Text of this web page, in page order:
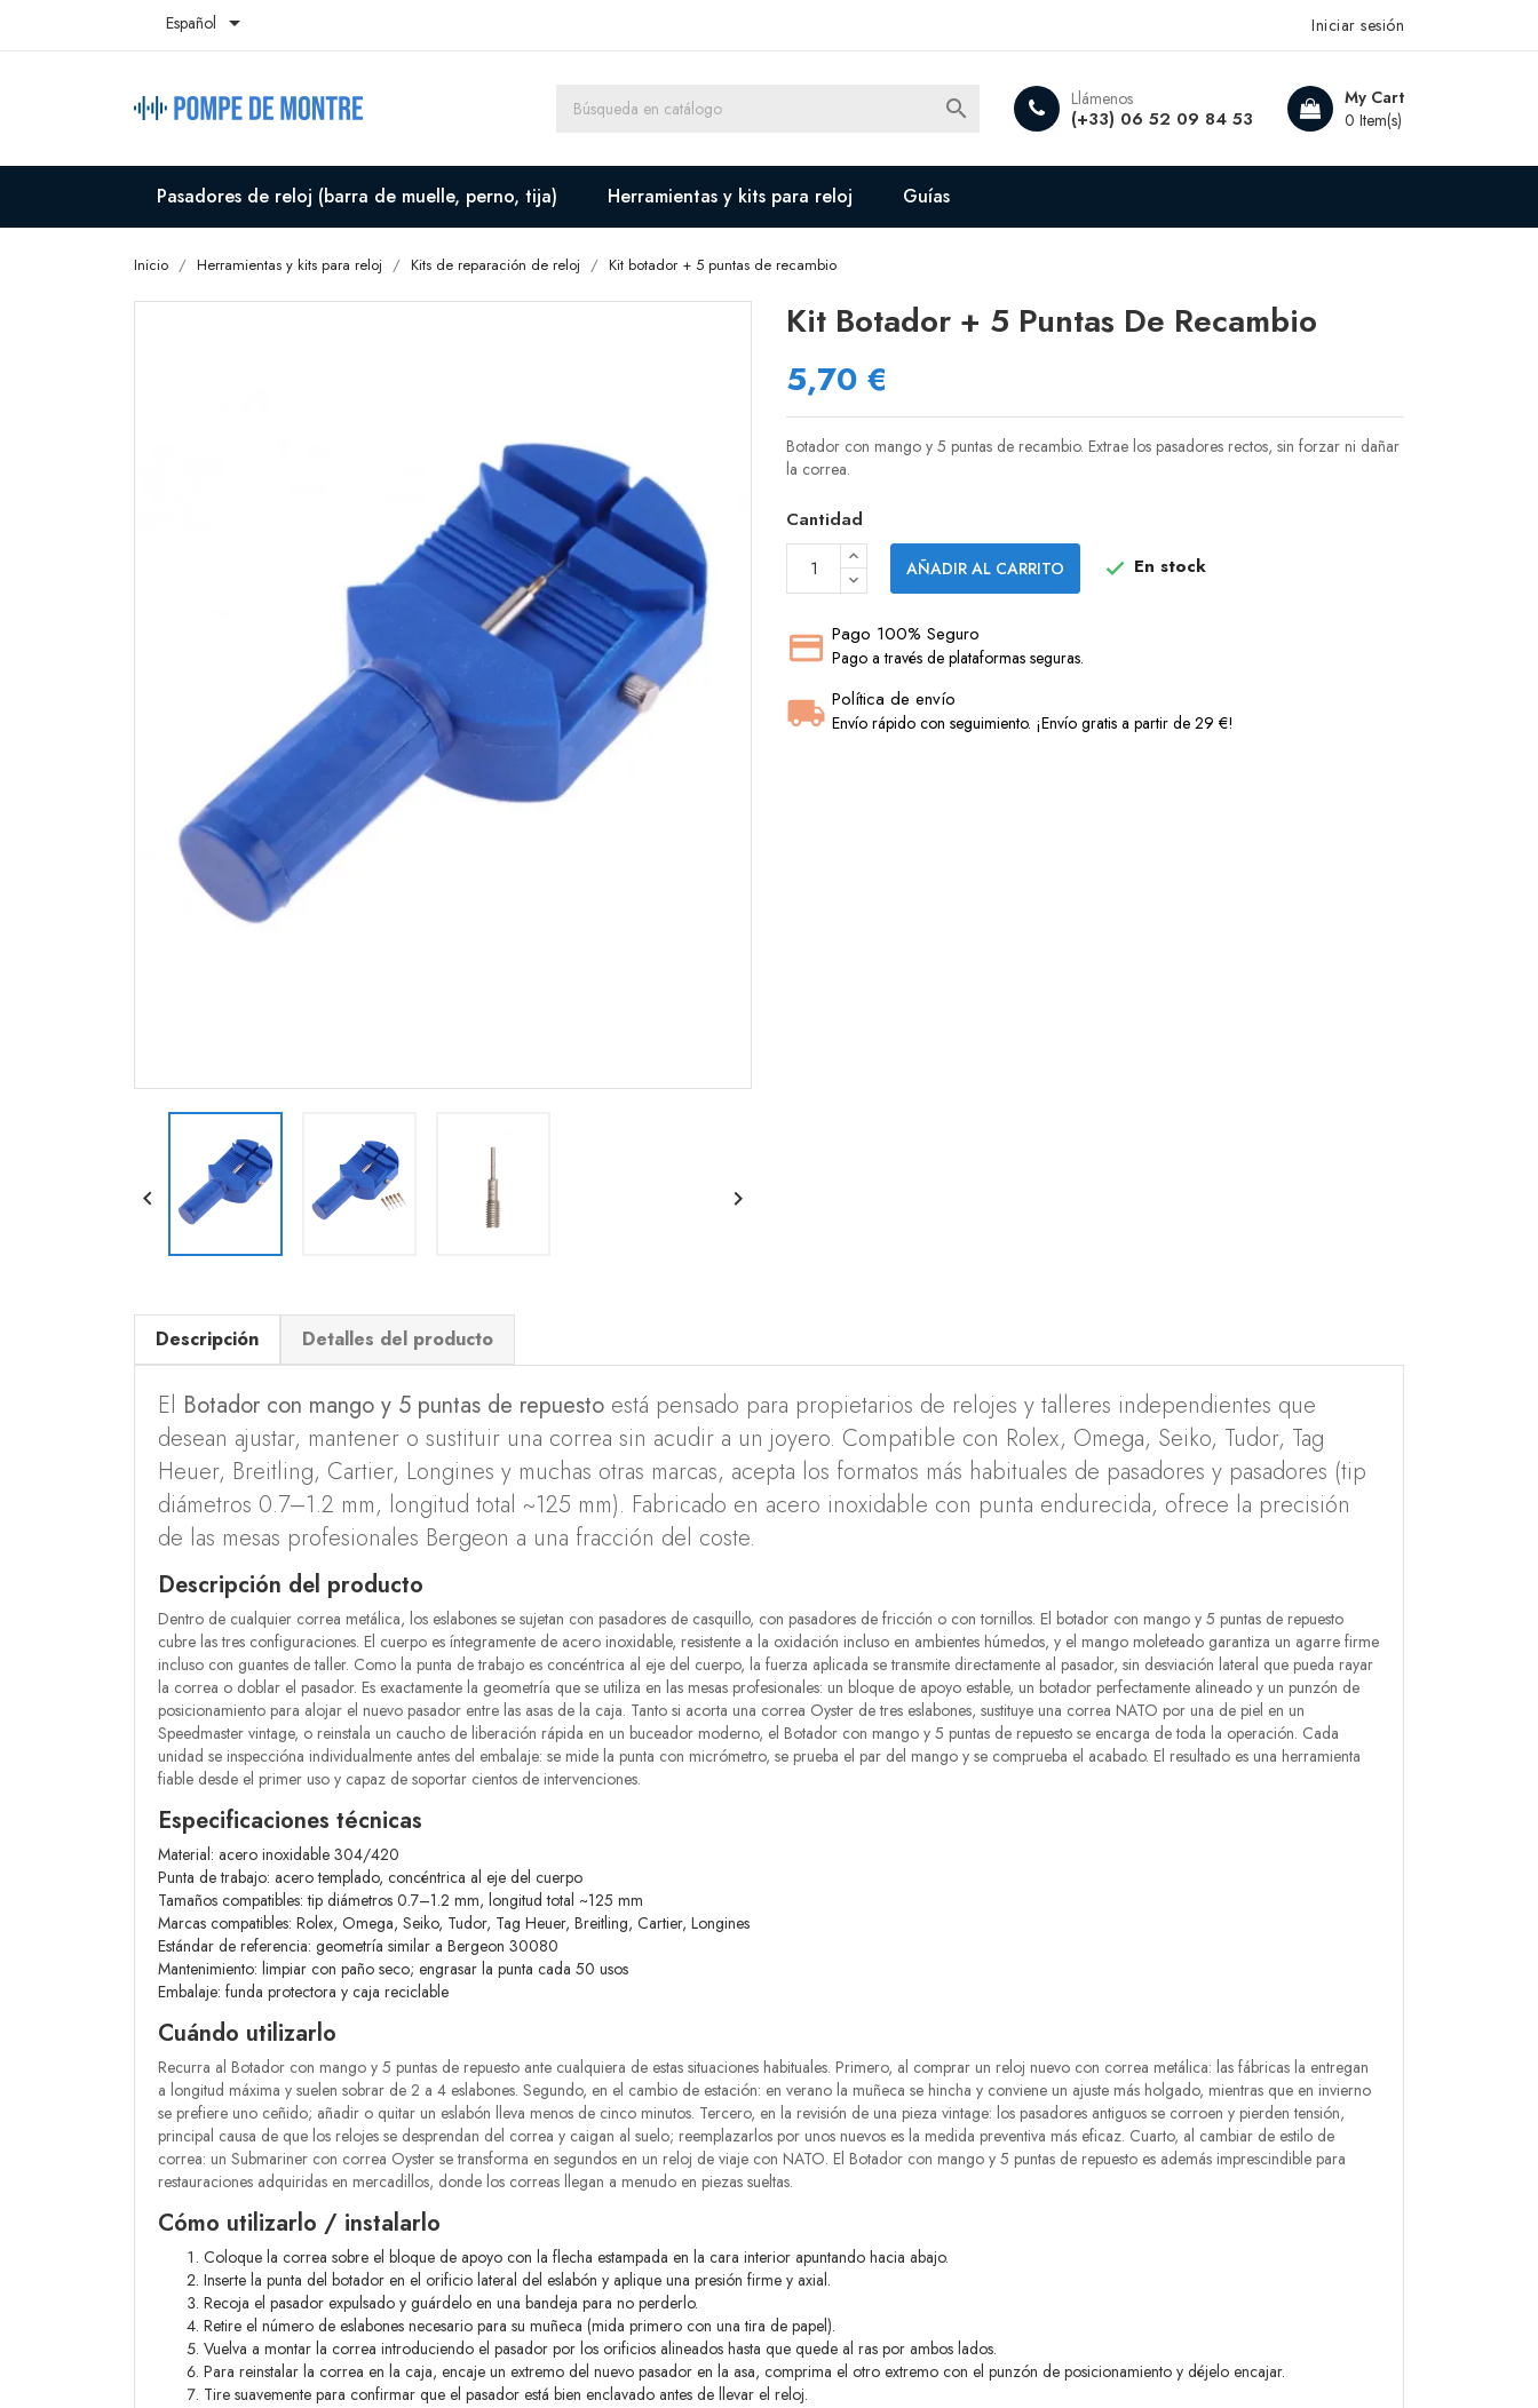
Español  Iniciar sesión
My Cart
0 Item(s)
Llámenos
(+33) 06 52 09 84 53

Pasadores de reloj (barra de muelle, perno, tija) Herramientas y kits para reloj Guías
Inicio Herramientas y kits para reloj Kits de reparación de reloj Kit botador + 5 puntas de recambio
 
Kit Botador + 5 Puntas De Recambio
5,70 €
Botador con mango y 5 puntas de recambio. Extrae los pasadores rectos, sin forzar ni dañar
la correa.
Cantidad
AÑADIR AL CARRITO  En stock
Pago 100% Seguro
Pago a través de plataformas seguras.
Política de envío
Envío rápido con seguimiento. ¡Envío gratis a partir de 29 €!
Descripción Detalles del producto
El Botador con mango y 5 puntas de repuesto está pensado para propietarios de relojes y talleres independientes que
desean ajustar, mantener o sustituir una correa sin acudir a un joyero. Compatible con Rolex, Omega, Seiko, Tudor, Tag
Heuer, Breitling, Cartier, Longines y muchas otras marcas, acepta los formatos más habituales de pasadores y pasadores (tip
diámetros 0.7–1.2 mm, longitud total ~125 mm). Fabricado en acero inoxidable con punta endurecida, ofrece la precisión
de las mesas profesionales Bergeon a una fracción del coste.
Descripción del producto
Dentro de cualquier correa metálica, los eslabones se sujetan con pasadores de casquillo, con pasadores de fricción o con tornillos. El botador con mango y 5 puntas de repuesto
cubre las tres configuraciones. El cuerpo es íntegramente de acero inoxidable, resistente a la oxidación incluso en ambientes húmedos, y el mango moleteado garantiza un agarre firme
incluso con guantes de taller. Como la punta de trabajo es concéntrica al eje del cuerpo, la fuerza aplicada se transmite directamente al pasador, sin desviación lateral que pueda rayar
la correa o doblar el pasador. Es exactamente la geometría que se utiliza en las mesas profesionales: un bloque de apoyo estable, un botador perfectamente alineado y un punzón de
posicionamiento para alojar el nuevo pasador entre las asas de la caja. Tanto si acorta una correa Oyster de tres eslabones, sustituye una correa NATO por una de piel en un
Speedmaster vintage, o reinstala un caucho de liberación rápida en un buceador moderno, el Botador con mango y 5 puntas de repuesto se encarga de toda la operación. Cada
unidad se inspeccióna individualmente antes del embalaje: se mide la punta con micrómetro, se prueba el par del mango y se comprueba el acabado. El resultado es una herramienta
fiable desde el primer uso y capaz de soportar cientos de intervenciones.
Especificaciones técnicas
Material: acero inoxidable 304/420
Punta de trabajo: acero templado, concéntrica al eje del cuerpo
Tamaños compatibles: tip diámetros 0.7–1.2 mm, longitud total ~125 mm
Marcas compatibles: Rolex, Omega, Seiko, Tudor, Tag Heuer, Breitling, Cartier, Longines
Estándar de referencia: geometría similar a Bergeon 30080
Mantenimiento: limpiar con paño seco; engrasar la punta cada 50 usos
Embalaje: funda protectora y caja reciclable
Cuándo utilizarlo
Recurra al Botador con mango y 5 puntas de repuesto ante cualquiera de estas situaciones habituales. Primero, al comprar un reloj nuevo con correa metálica: las fábricas la entregan
a longitud máxima y suelen sobrar de 2 a 4 eslabones. Segundo, en el cambio de estación: en verano la muñeca se hincha y conviene un ajuste más holgado, mientras que en invierno
se prefiere uno ceñido; añadir o quitar un eslabón lleva menos de cinco minutos. Tercero, en la revisión de una pieza vintage: los pasadores antiguos se corroen y pierden tensión,
principal causa de que los relojes se desprendan del correa y caigan al suelo; reemplazarlos por unos nuevos es la medida preventiva más eficaz. Cuarto, al cambiar de estilo de
correa: un Submariner con correa Oyster se transforma en segundos en un reloj de viaje con NATO. El Botador con mango y 5 puntas de repuesto es además imprescindible para
restauraciones adquiridas en mercadillos, donde los correas llegan a menudo en piezas sueltas.
Cómo utilizarlo / instalarlo
Coloque la correa sobre el bloque de apoyo con la flecha estampada en la cara interior apuntando hacia abajo.
Inserte la punta del botador en el orificio lateral del eslabón y aplique una presión firme y axial.
Recoja el pasador expulsado y guárdelo en una bandeja para no perderlo.
Retire el número de eslabones necesario para su muñeca (mida primero con una tira de papel).
Vuelva a montar la correa introduciendo el pasador por los orificios alineados hasta que quede al ras por ambos lados.
Para reinstalar la correa en la caja, encaje un extremo del nuevo pasador en la asa, comprima el otro extremo con el punzón de posicionamiento y déjelo encajar.
Tire suavemente para confirmar que el pasador está bien enclavado antes de llevar el reloj.